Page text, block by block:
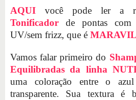
AQUI você pode ler a
Tonificador de pontas com
UV/sem frizz, que é
Vamos falar primeiro do
Equilibradas da linha
uma coloração entre o
transparente. Sua textura é